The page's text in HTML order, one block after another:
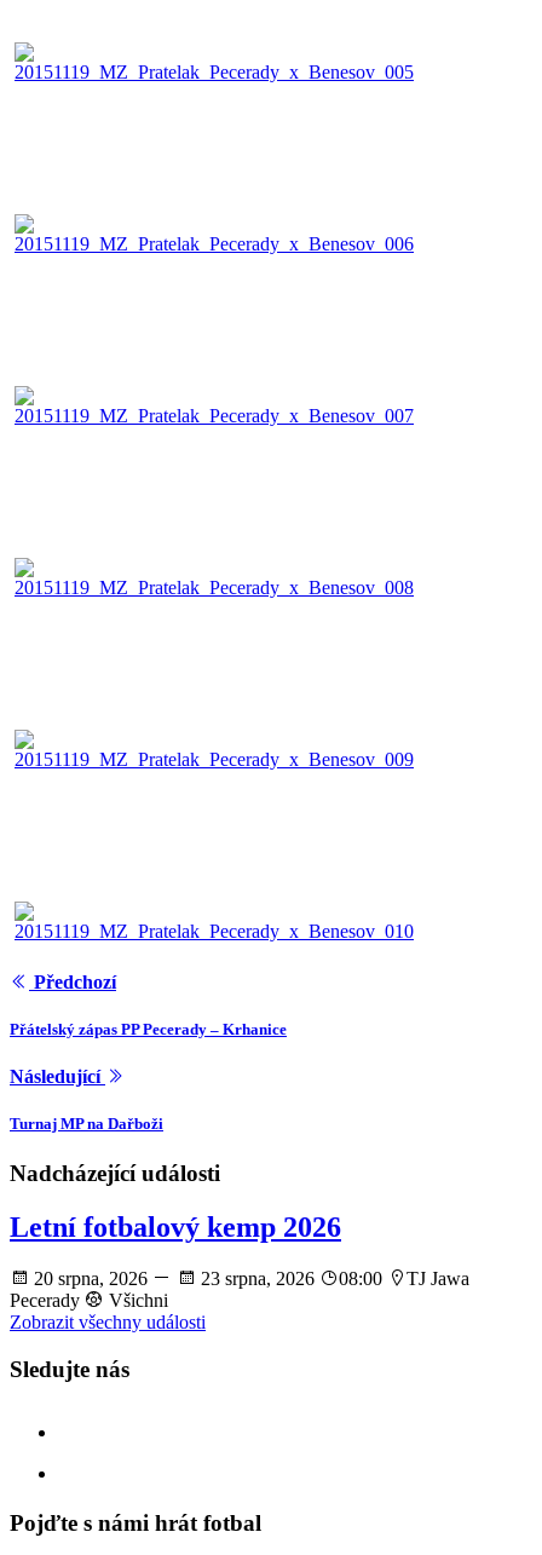
Předchozí
Přátelský zápas PP Pecerady – Krhanice
Následující
Turnaj MP na Dařboži
Nadcházející události
Letní fotbalový kemp 2026
20 srpna, 2026 23 srpna, 2026 08:00
TJ Jawa
Pecerady
Všichni
Zobrazit všechny události
Sledujte nás
Pojďte s námi hrát fotbal